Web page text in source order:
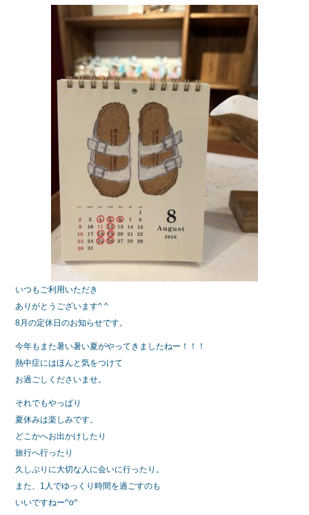
c
tt
er
e
いつもご利用いただき
ありがとうございます^ ^
8月の定休日のお知らせです。
今年もまた暑い暑い夏がやってきましたねー！！！
熱中症にはほんと気をつけて
お過ごしくださいませ。
それでもやっぱり
夏休みは楽しみです。
どこかへお出かけしたり
旅行へ行ったり
久しぶりに大切な人に会いに行ったり。
また、1人でゆっくり時間を過ごすのも
いいですねー^o^